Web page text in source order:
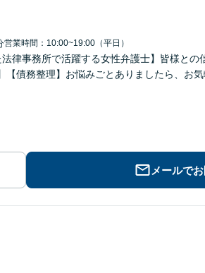
営業時間：10:00~19:00（平日）
律事務所で活躍する女性弁護士】皆様と
債務整理】お悩みごとありましたら、お気
メールで